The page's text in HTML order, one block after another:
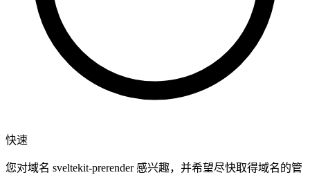
快速
您对域名 sveltekit-prerender 感兴趣，并希望尽快取得域名的管